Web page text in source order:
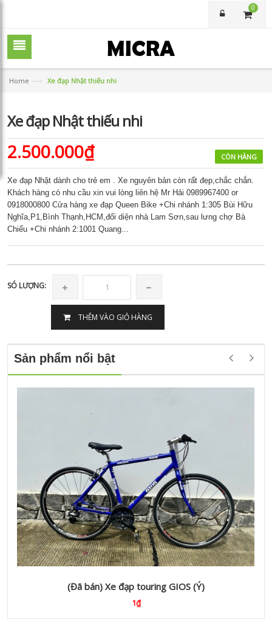
0
Home —› Xe đạp Nhật thiếu nhi
Xe đạp Nhật thiếu nhi
CÒN HÀNG
2.500.000₫
Xe đạp Nhật dành cho trẻ em . Xe nguyên bản còn rất đẹp,chắc chắn.
Khách hàng có nhu cầu xin vui lòng liên hệ Mr Hải 0989967400 or
0918000800 Cửa hàng xe đạp Queen Bike +Chi nhánh 1:305 Bùi Hữu
Nghĩa,P1,Bình Thạnh,HCM,đối diện nhà Lam Sơn,sau lưng chợ Bà
Chiểu +Chi nhánh 2:1001 Quang...
SÓ LƯỢNG:
THÊM VÀO GIỎ HÀNG
Sản phẩm nổi bật
(Đã bán) Xe đạp touring GIOS (Ý)
1₫